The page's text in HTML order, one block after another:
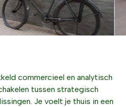
commercieel en analytisch
tussen strategisch
Je voelt je thuis in een